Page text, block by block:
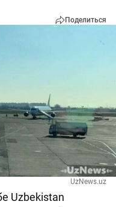
Поделиться
UzNews.uz
Uzbekistan